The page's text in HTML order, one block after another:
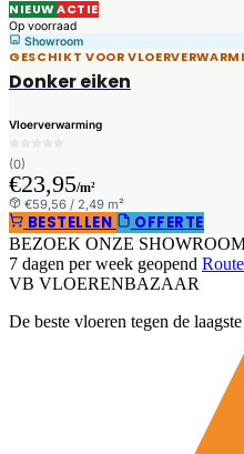
NIEUWACTIE
Op voorraad
Showroom
GESCHIKT VOOR
Donker eiken
Vloerverwarming
(0)
€23,95/m²
€59,56 / 2,49 m²
BESTELLEN OFFERTE
BEZOEK ONZE
7 dagen per week geopend
VB VLOERENBAZAAR
De beste vloeren tegen de